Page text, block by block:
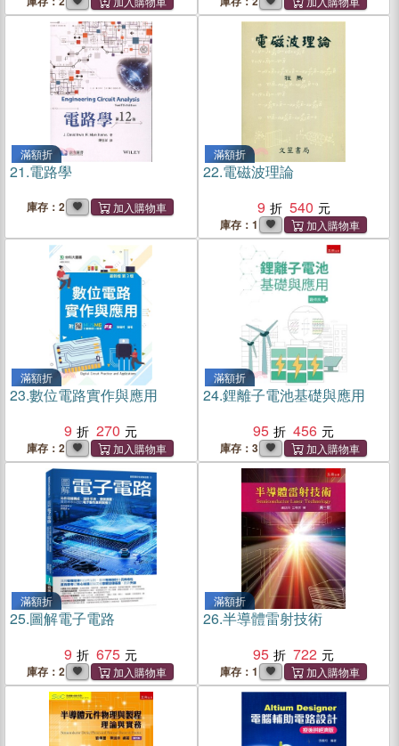
滿額折
21.電路學
庫存：2
滿額折
22.電磁波理論
9
540
庫存：1
滿額折
23.數位電路實作與應用
9
270
庫存：2
滿額折
24.鋰離子電池基礎與應用
95
456
庫存：3
滿額折
25.圖解電子電路
9
675
庫存：2
滿額折
26.半導體雷射技術
95
722
庫存：1